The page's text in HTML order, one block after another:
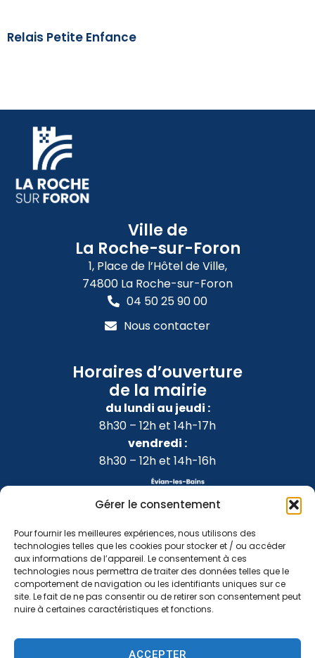
Gérer le consentement
Pour fournir les meilleures expériences, nous utilisons des
technologies telles que les cookies pour stocker et / ou accéder
aux informations de l’appareil. Le consentement à ces
technologies nous permettra de traiter des données telles que le
comportement de navigation ou les identifiants uniques sur ce
site. Le fait de ne pas consentir ou de retirer son consentement peut
nuire à certaines caractéristiques et fonctions.
ACCEPTER
Relais Petite Enfance
Ville de
La Roche-sur-Foron
1, Place de l’Hôtel de Ville,
74800 La Roche-sur-Foron
04 50 25 90 00
Nous contacter
Horaires d’ouverture
de la mairie
du lundi au jeudi :
8h30 – 12h et 14h-17h
vendredi :
8h30 – 12h et 14h-16h
Confidentialité